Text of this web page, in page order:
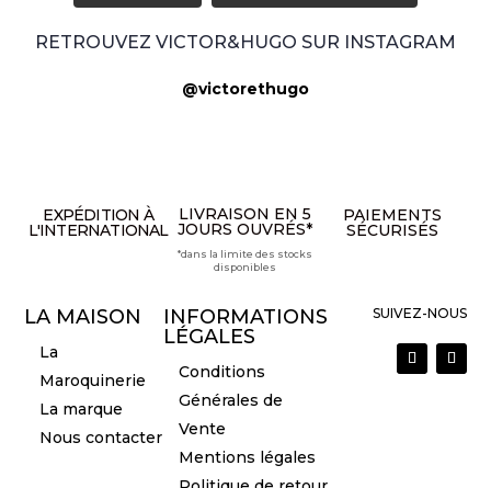
RETROUVEZ VICTOR&HUGO SUR INSTAGRAM
@victorethugo
EXPÉDITION À
L'INTERNATIONAL
LIVRAISON EN 5
JOURS OUVRÉS*
*dans la limite des stocks
disponibles
PAIEMENTS
SÉCURISÉS
LA MAISON
La
Maroquinerie
La marque
Nous contacter
INFORMATIONS
LÉGALES
Conditions
Générales de
Vente
Mentions légales
SUIVEZ-NOUS